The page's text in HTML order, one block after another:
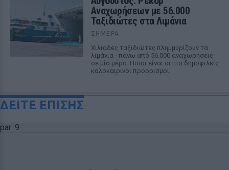
Αναχωρήσεων με 56.000
Ταξιδιώτες στα Λιμάνια
ΣΉΜΕΡΑ
Χιλιάδες ταξιδιώτες πλημμυρίζουν τα
λιμάνια - πάνω από 56.000 αναχωρήσεις
σε μία μέρα. Ποιοι είναι οι πιο δημοφιλείς
καλοκαιρινοί προορισμοί;
ΔΕΙΤΕ ΕΠΙΣΗΣ
par: 9